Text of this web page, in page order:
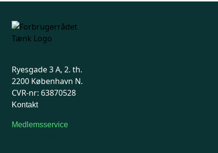
bestjålet eller franarret ting på internettet,
mens 8 pct. har oplevet trusler eller
Ryesgade 3 A, 2. th.
2200 København N.
CVR-nr: 63870528
Kontakt
Medlemsservice